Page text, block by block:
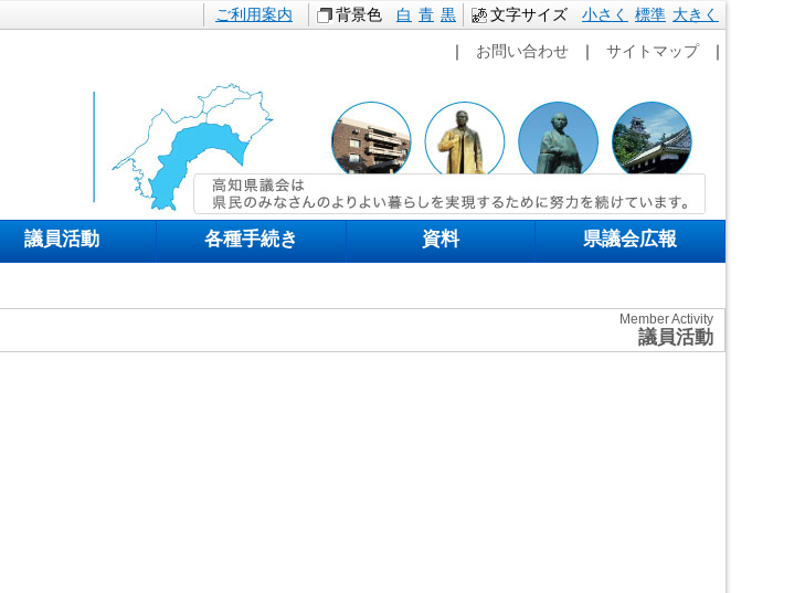
本文へ移動
文字サイズ 小さく 標準 大きく
ご利用案内 背景色 白 青 黒
｜ お問い合わせ ｜ サイトマップ ｜
議員活動 各種手続き 資料 県議会広報
Member Activity
議員活動